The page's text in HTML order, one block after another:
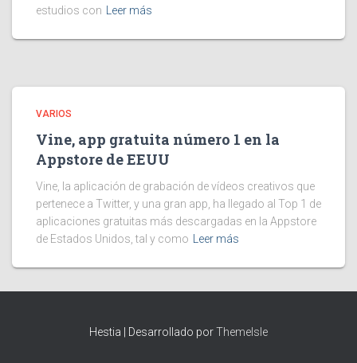
estudios con
Leer más
VARIOS
Vine, app gratuita número 1 en la
Appstore de EEUU
Vine, la aplicación de grabación de vídeos creativos que
pertenece a Twitter, y una gran app, ha llegado al Top 1 de
aplicaciones gratuitas más descargadas en la Appstore
de Estados Unidos, tal y como
Leer más
Hestia | Desarrollado porThemeIsle